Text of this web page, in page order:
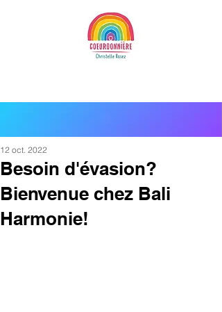
Besoin d'évasion?
Bienvenue chez Bali
Harmonie!
12 oct. 2022